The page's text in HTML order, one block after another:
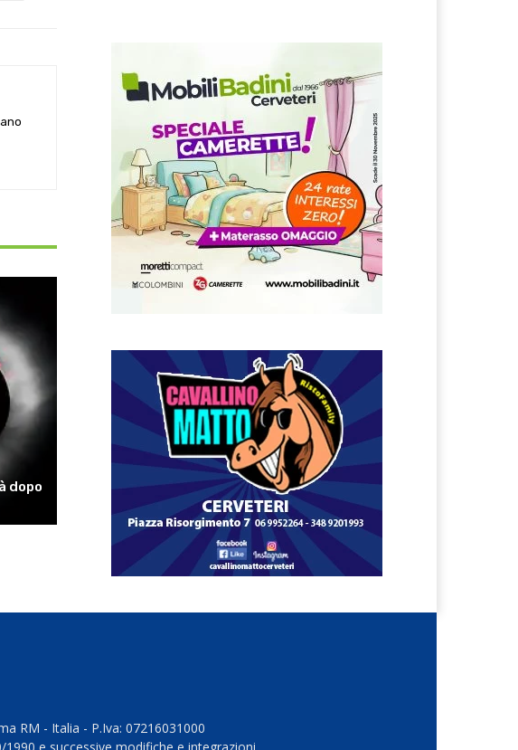
dopo
RM - Italia - P.Iva: 07216031000